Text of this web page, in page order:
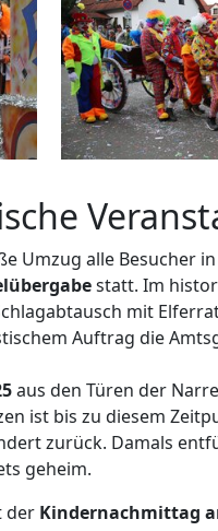
Umzug alle Besucher
statt. Im
mit
Auftrag die
aus den Türen der
ist bis zu diesem
zurück. Damals
geheim.
der Kindernachmittag